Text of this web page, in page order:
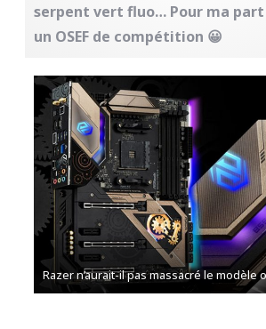
serpent vert fluo… Pour ma part
un OSEF de compétition 😀
Razer n’aurait-il pas massacré le modèle